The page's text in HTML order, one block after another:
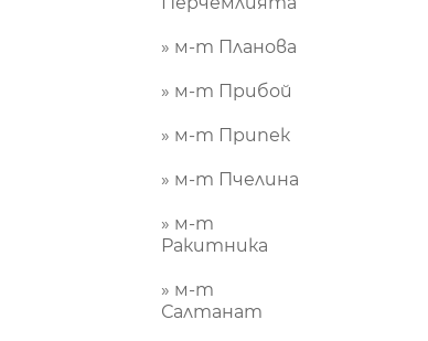
» м-т Планова
» м-т Прибой
» м-т Припек
» м-т Пчелина
» м-т
Ракитника
» м-т
Салтанат